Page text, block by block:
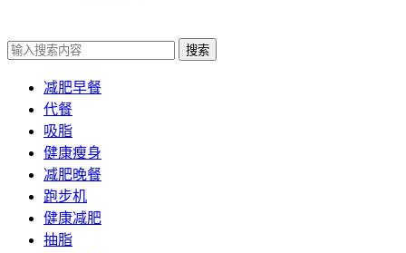
搜索
减肥早餐
代餐
吸脂
健康瘦身
减肥晚餐
跑步机
健康减肥
抽脂